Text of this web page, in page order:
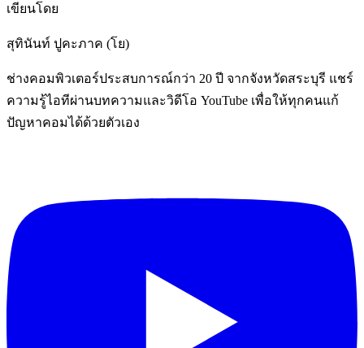
เขียนโดย
สุทินันท์ ปูคะภาค (โย)
ช่างคอมพิวเตอร์ประสบการณ์กว่า 20 ปี จากจังหวัดสระบุรี แชร์
ความรู้ไอทีผ่านบทความและวิดีโอ YouTube เพื่อให้ทุกคนแก้
ปัญหาคอมได้ด้วยตัวเอง